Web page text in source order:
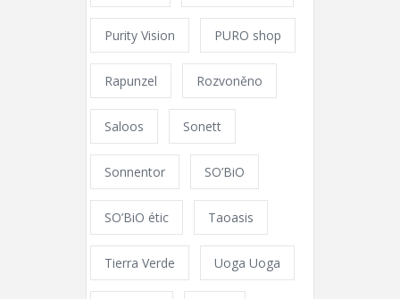
Purity Vision PURO shop
Rapunzel Rozvoněno
Saloos Sonett
Sonnentor SO’BiO
SO’BiO étic Taoasis
Tierra Verde Uoga Uoga